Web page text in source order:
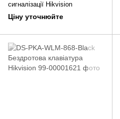
сигналізації Hikvision
Ціну уточнюйте